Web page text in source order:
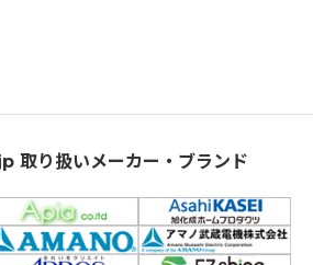
取り扱いメーカー・ブランド